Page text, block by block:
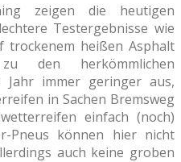
zeigen die heutigen
Testergebnisse wie
trockenem heißen Asphalt
den herkömmlichen
Jahr immer geringer aus,
in Sachen Bremsweg
einfach (noch)
Pneus können hier nicht
auch keine groben